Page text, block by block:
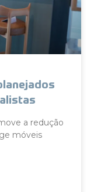
a redução
móveis